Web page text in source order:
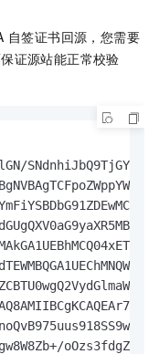
自签证书回源，您需要
证源站能正常校验